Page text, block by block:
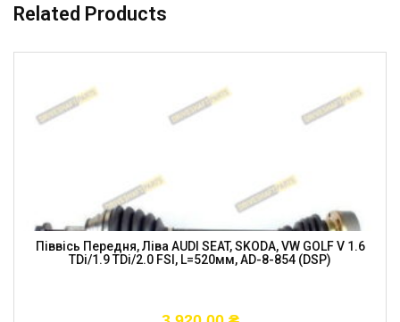
Related Products
Піввісь Передня, Ліва AUDI SEAT, SKODA, VW GOLF V 1.6
TDi/1.9 TDi/2.0 FSI, L=520мм, AD-8-854 (DSP)